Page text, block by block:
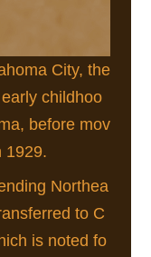
City, the
childhoo
before mov
1929.
Northea
to C
is noted fo